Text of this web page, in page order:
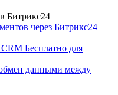
Битрикс24
через Битрикс24
CRM Бесплатно для
данными между